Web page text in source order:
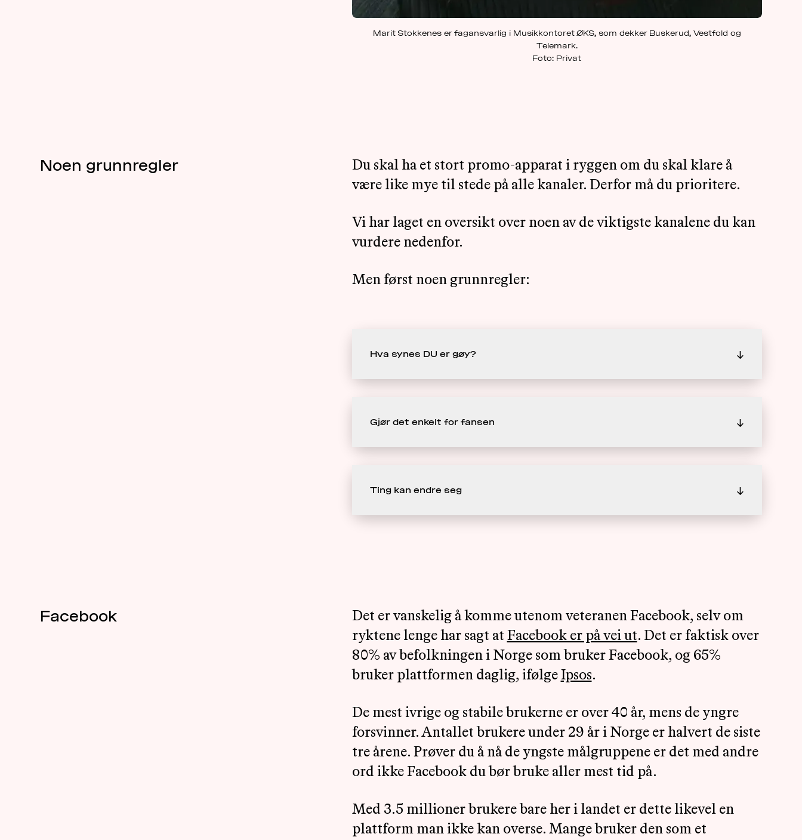
Marit Stokkenes er fagansvarlig i Musikkontoret ØKS, som dekker Buskerud, Vestfold og
Telemark.
Foto: Privat
Noen grunnregler
Du skal ha et stort promo-apparat i ryggen om du skal klare å
være like mye til stede på alle kanaler. Derfor må du prioritere.
Vi har laget en oversikt over noen av de viktigste kanalene du kan
vurdere nedenfor.
Men først noen grunnregler:
Hva synes DU er gøy? ↓
Gjør det enkelt for fansen ↓
Ting kan endre seg ↓
Facebook
Det er vanskelig å komme utenom veteranen Facebook, selv om
ryktene lenge har sagt at Facebook er på vei ut. Det er faktisk over
80% av befolkningen i Norge som bruker Facebook, og 65%
bruker plattformen daglig, ifølge Ipsos.
De mest ivrige og stabile brukerne er over 40 år, mens de yngre
forsvinner. Antallet brukere under 29 år i Norge er halvert de siste
tre årene. Prøver du å nå de yngste målgruppene er det med andre
ord ikke Facebook du bør bruke aller mest tid på.
Med 3.5 millioner brukere bare her i landet er dette likevel en
plattform man ikke kan overse. Mange bruker den som et